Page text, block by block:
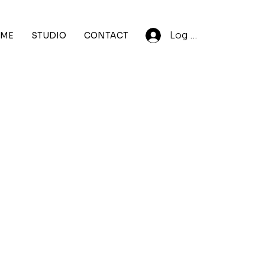
STUDIO CONTACT Log In